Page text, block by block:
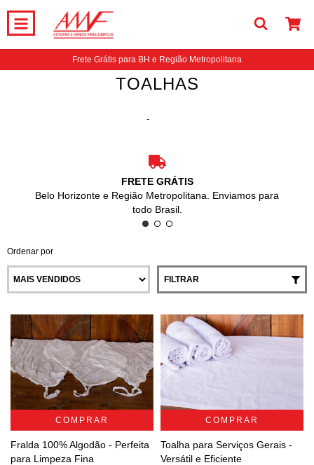
Frete Grátis para BH e Região Metropolitana
TOALHAS
-
FRETE GRÁTIS
Belo Horizonte e Região Metropolitana. Enviamos para
todo Brasil.
Ordenar por
FILTRAR
COMPRAR
Fralda 100% Algodão - Perfeita
para Limpeza Fina
COMPRAR
Toalha para Serviços Gerais -
Versátil e Eficiente